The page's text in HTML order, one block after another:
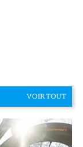
VOIR TOUT